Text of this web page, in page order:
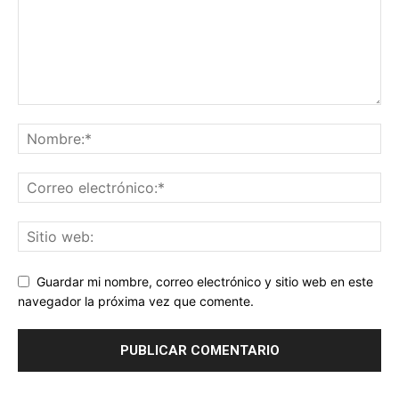
Guardar mi nombre, correo electrónico y sitio web en este
navegador la próxima vez que comente.